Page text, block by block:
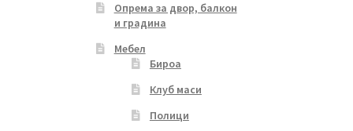
Опрема за двор, балкон
и градина
Мебел
Бироа
Клуб маси
Полици